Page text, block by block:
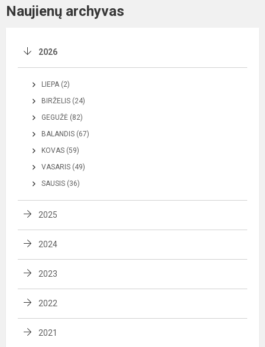
Naujienų archyvas
2026
LIEPA (2)
BIRŽELIS (24)
GEGUŽĖ (82)
BALANDIS (67)
KOVAS (59)
VASARIS (49)
SAUSIS (36)
2025
2024
2023
2022
2021